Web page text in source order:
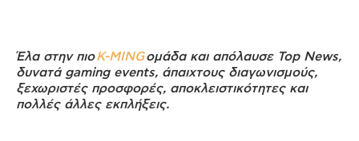
Έλα στην πιοK-MINGομάδα και απόλαυσε Top News,
δυνατά gaming events, άπαιχτους διαγωνισμούς,
ξεχωριστές προσφορές, αποκλειστικότητες και
πολλές άλλες εκπλήξεις.